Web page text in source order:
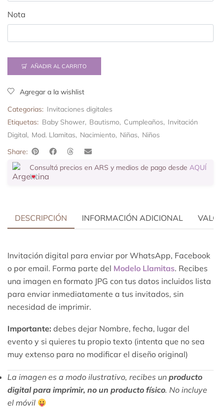
Nota
AÑADIR AL CARRITO
Agregar a la wishlist
Categorias: Invitaciones digitales
Etiquetas: Baby Shower, Bautismo, Cumpleaños, Invitación
Digital, Mod. Llamitas, Nacimiento, Niñas, Niños
Share:
Consultá precios en ARS y medios de pago desde AQUÍ
DESCRIPCIÓN INFORMACIÓN ADICIONAL
Invitación digital para enviar por WhatsApp, Facebook
o por email. Forma parte del Modelo Llamitas. Recibes
una imagen en formato JPG con tus datos incluidos lista
para enviar inmediatamente a tus invitados, sin
necesidad de imprimir.
Importante: debes dejar Nombre, fecha, lugar del
evento y si quieres tu propio texto (intenta que no sea
muy extenso para no modificar el diseño original)
La imagen es a modo ilustrativo, recibes un producto
digital para imprimir, no un producto físico. No incluye
el móvil